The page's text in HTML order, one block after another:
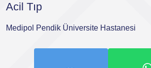
Acil Tıp
Medipol Pendik Üniversite Hastanesi